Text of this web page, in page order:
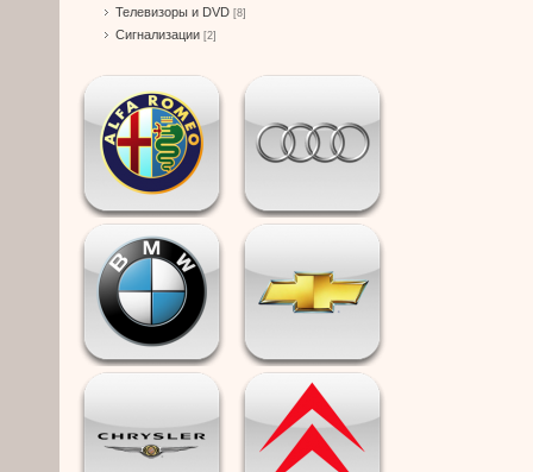
Телевизоры и DVD [8]
Сигнализации [2]